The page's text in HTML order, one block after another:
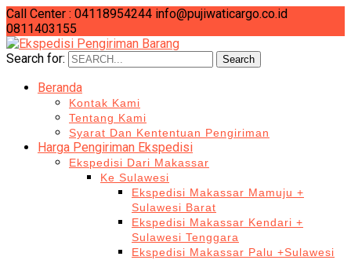
Call Center : 04118954244 info@pujiwaticargo.co.id
0811403155
Search for:
Search
Beranda
Kontak Kami
Tentang Kami
Syarat Dan Kententuan Pengiriman
Harga Pengiriman Ekspedisi
Ekspedisi Dari Makassar
Ke Sulawesi
Ekspedisi Makassar Mamuju +
Sulawesi Barat
Ekspedisi Makassar Kendari +
Sulawesi Tenggara
Ekspedisi Makassar Palu +Sulawesi